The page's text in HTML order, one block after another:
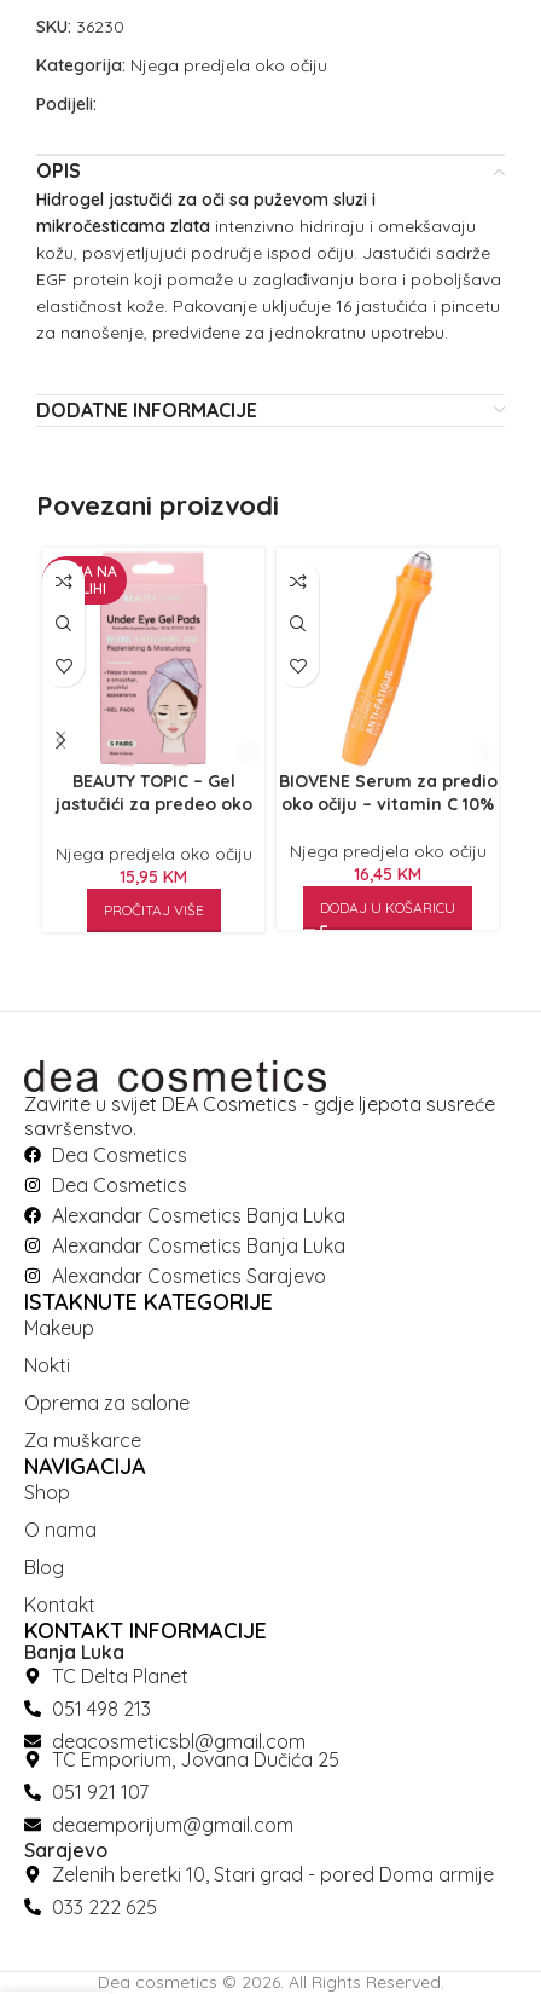
SKU: 36230
Kategorija: Njega predjela oko očiju
Podijeli:
OPIS
Hidrogel jastučići za oči sa puževom sluzi i
mikročesticama zlata intenzivno hidriraju i omekšavaju
kožu, posvjetljujući područje ispod očiju. Jastučići sadrže
EGF protein koji pomaže u zaglađivanju bora i poboljšava
elastičnost kože. Pakovanje uključuje 16 jastučića i pincetu
za nanošenje, predviđene za jednokratnu upotrebu.
DODATNE INFORMACIJE
Povezani proizvodi
NEMA NA
ZALIHI
BEAUTY TOPIC – Gel
jastučići za predeo oko
kiselina 5/1
Njega predjela oko očiju
15,95 KM
PROČITAJ VIŠE
BIOVENE Serum za predio
oko očiju – vitamin C 10%
Njega predjela oko očiju
16,45 KM
DODAJ U KOŠARICU
Zavirite u svijet DEA Cosmetics - gdje ljepota susreće
savršenstvo.
Dea Cosmetics
Dea Cosmetics
Alexandar Cosmetics Banja Luka
Alexandar Cosmetics Banja Luka
Alexandar Cosmetics Sarajevo
ISTAKNUTE KATEGORIJE
Makeup
Nokti
Oprema za salone
Za muškarce
NAVIGACIJA
Shop
O nama
Blog
Kontakt
KONTAKT INFORMACIJE
Banja Luka
TC Delta Planet
051 498 213
deacosmeticsbl@gmail.com
TC Emporium, Jovana Dučića 25
051 921 107
deaemporijum@gmail.com
Sarajevo
Zelenih beretki 10, Stari grad - pored Doma armije
033 222 625
Dea cosmetics © 2026. All Rights Reserved.